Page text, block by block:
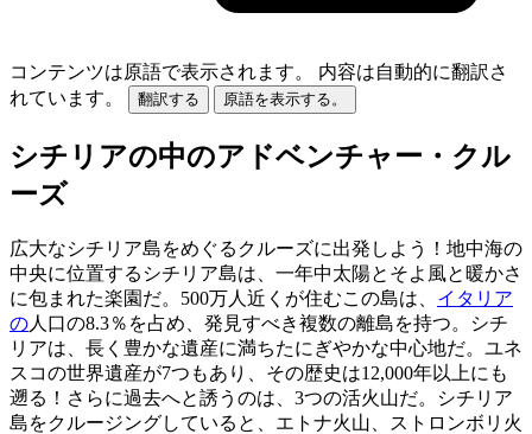
コンテンツは原語で表示されます。
内容は自動的に翻訳さ
れています。
翻訳する 原語を表示する。
シチリアの中のアドベンチャー・クル
ーズ
広大なシチリア島をめぐるクルーズに出発しよう！地中海の
中央に位置するシチリア島は、一年中太陽とそよ風と暖かさ
に包まれた楽園だ。500万人近くが住むこの島は、 イタリア
の人口の8.3％を占め、発見すべき複数の離島を持つ。シチ
リアは、長く豊かな遺産に満ちたにぎやかな中心地だ。ユネ
スコの世界遺産が7つもあり、その歴史は12,000年以上にも
遡る！さらに過去へと誘うのは、3つの活火山だ。シチリア
島をクルージングしていると、エトナ火山、ストロンボリ火